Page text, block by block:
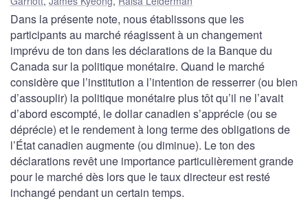
Dans la présente note, nous établissons que les
participants au marché réagissent à un changement
imprévu de ton dans les déclarations de la Banque du
Canada sur la politique monétaire. Quand le marché
considère que l’institution a l’intention de resserrer (ou bien
d’assouplir) la politique monétaire plus tôt qu’il ne l’avait
d’abord escompté, le dollar canadien s’apprécie (ou se
déprécie) et le rendement à long terme des obligations de
l’État canadien augmente (ou diminue). Le ton des
déclarations revêt une importance particulièrement grande
pour le marché dès lors que le taux directeur est resté
inchangé pendant un certain temps.